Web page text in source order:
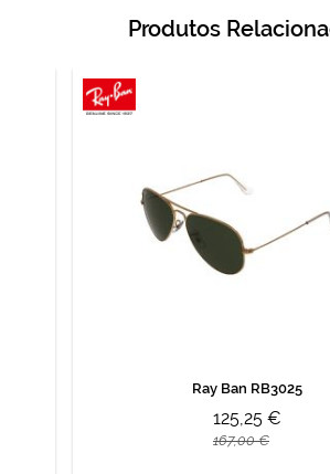
Produtos
Ray Ban RB3025
125,25 €
167,00 €